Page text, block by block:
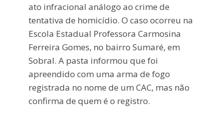
ato infracional análogo ao crime de
tentativa de homicídio. O caso ocorreu na
Escola Estadual Professora Carmosina
Ferreira Gomes, no bairro Sumaré, em
Sobral. A pasta informou que foi
apreendido com uma arma de fogo
registrada no nome de um CAC, mas não
confirma de quem é o registro.